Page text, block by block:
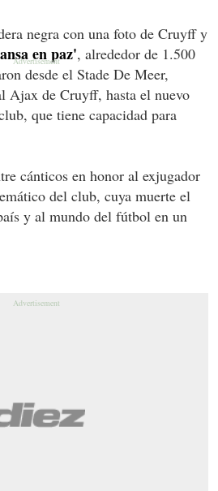
negra con una foto de Cruyff y
en paz', alrededor de 1.500
desde el Stade De Meer,
Ajax de Cruyff, hasta el nuevo
que tiene capacidad para
cánticos en honor al exjugador
del club, cuya muerte el
y al mundo del fútbol en un